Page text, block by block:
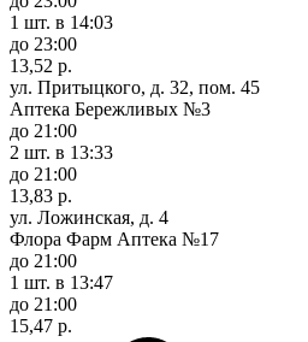
1 шт. в 14:03
до 23:00
13,52 р.
ул. Притыцкого, д. 32, пом. 45
Аптека Бережливых №3
до 21:00
2 шт. в 13:33
до 21:00
13,83 р.
ул. Ложинская, д. 4
Флора Фарм Аптека №17
до 21:00
1 шт. в 13:47
до 21:00
15,47 р.